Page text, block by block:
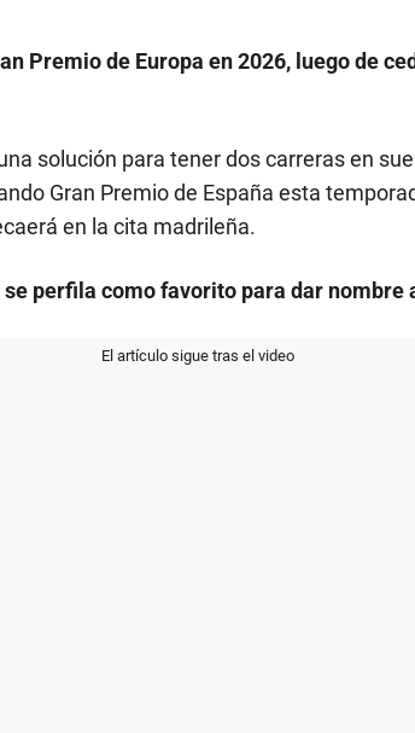
Premio de Europa en 2026, luego de
solución para tener dos carreras en
Gran Premio de España esta
en la cita madrileña.
se perfila como favorito para dar nombre
El artículo sigue tras el video